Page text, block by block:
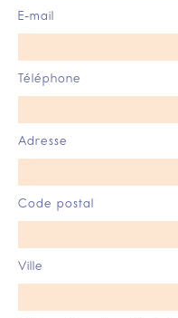
E-mail
Téléphone
Adresse
Code postal
Ville